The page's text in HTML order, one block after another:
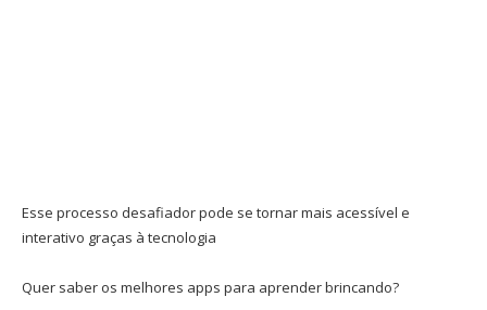
Esse processo desafiador pode se tornar mais acessível e
interativo graças à tecnologia
Quer saber os melhores apps para aprender brincando?